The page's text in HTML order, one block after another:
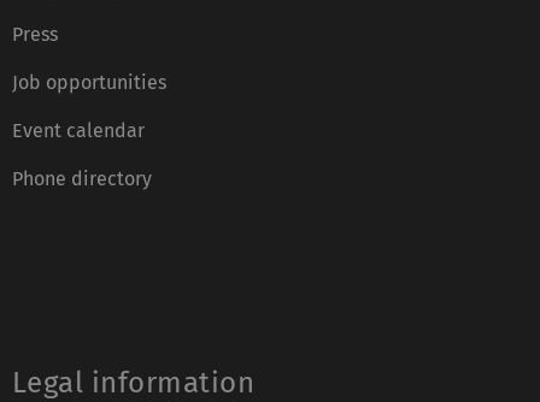
Press
Job opportunities
Event calendar
Phone directory
Legal information